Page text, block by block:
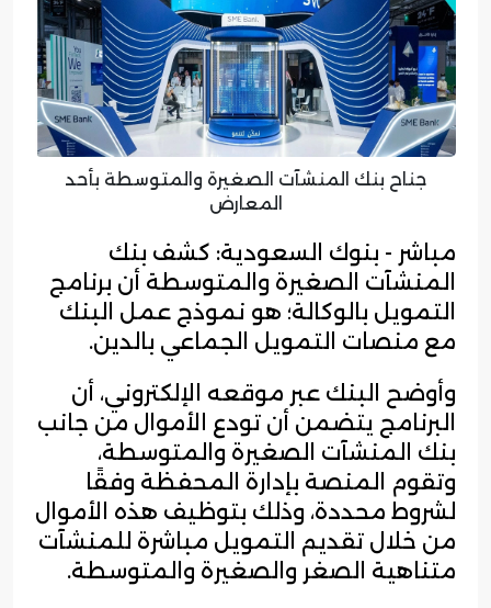
جناح بنك المنشآت الصغيرة والمتوسطة بأحد
المعارض
مباشر - بنوك السعودية: كشف بنك
المنشآت الصغيرة والمتوسطة أن برنامج
التمويل بالوكالة؛ هو نموذج عمل البنك
مع منصات التمويل الجماعي بالدين.
وأوضح البنك عبر موقعه الإلكتروني، أن
البرنامج يتضمن أن تودع الأموال من جانب
بنك المنشآت الصغيرة والمتوسطة،
وتقوم المنصة بإدارة المحفظة وفقًا
لشروط محددة، وذلك بتوظيف هذه الأموال
من خلال تقديم التمويل مباشرة للمنشآت
متناهية الصغر والصغيرة والمتوسطة.